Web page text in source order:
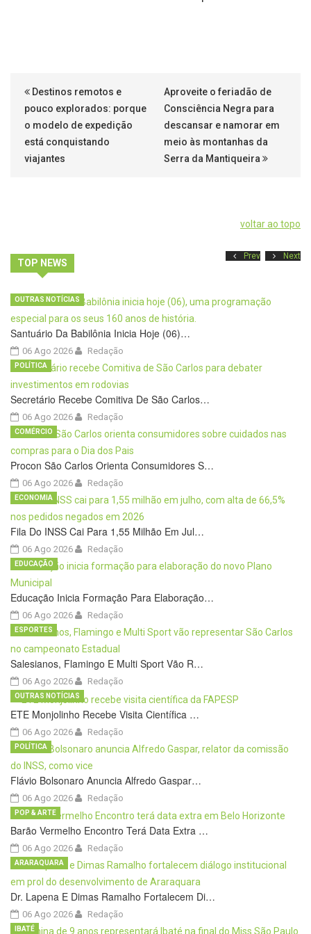
Destinos remotos e
pouco explorados: porque
o modelo de expedição
está conquistando
viajantes
Aproveite o feriadão de
Consciência Negra para
descansar e namorar em
meio às montanhas da
Serra da Mantiqueira
voltar ao topo
TOP NEWS
Prev Next
Santuário Da Babilônia Inicia Hoje (06)…
06 Ago 2026
OUTRAS NOTÍCIAS
Redação
Secretário Recebe Comitiva De São Carlos…
06 Ago 2026
POLÍTICA
Redação
Procon São Carlos Orienta Consumidores S…
06 Ago 2026
COMÉRCIO
Redação
Fila Do INSS Cai Para 1,55 Milhão Em Jul…
06 Ago 2026
ECONOMIA
Redação
Educação Inicia Formação Para Elaboração…
06 Ago 2026
EDUCAÇÃO
Redação
Salesianos, Flamingo E Multi Sport Vão R…
06 Ago 2026
ESPORTES
Redação
ETE Monjolinho Recebe Visita Científica …
06 Ago 2026
OUTRAS NOTÍCIAS
Redação
Flávio Bolsonaro Anuncia Alfredo Gaspar…
06 Ago 2026
POLÍTICA
Redação
Barão Vermelho Encontro Terá Data Extra …
06 Ago 2026
POP & ARTE
Redação
Dr. Lapena E Dimas Ramalho Fortalecem Di…
06 Ago 2026
ARARAQUARA
Redação
IBATÉ